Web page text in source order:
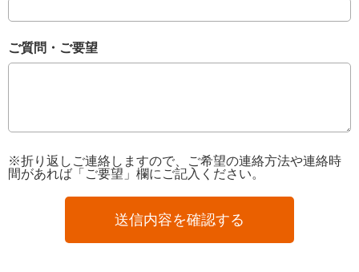
ご質問・ご要望
※折り返しご連絡しますので、ご希望の連絡方法や連絡時
間があれば「ご要望」欄にご記入ください。